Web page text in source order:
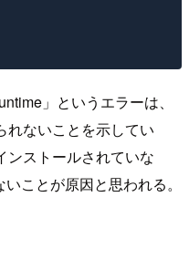
」というエラーは、
れないことを示してい
ンストールされていな
ことが原因と思われる。